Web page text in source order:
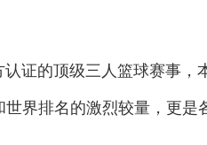
的顶级三人篮球赛事，
界排名的激烈较量，更是